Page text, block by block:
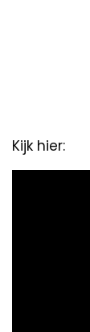
Kijk hier: